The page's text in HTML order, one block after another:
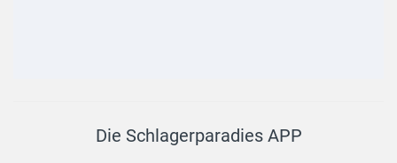
Die Schlagerparadies APP